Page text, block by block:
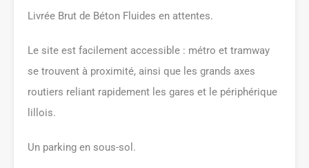
Livrée Brut de Béton Fluides en attentes.
Le site est facilement accessible : métro et tramway
se trouvent à proximité, ainsi que les grands axes
routiers reliant rapidement les gares et le périphérique
lillois.
Un parking en sous-sol.